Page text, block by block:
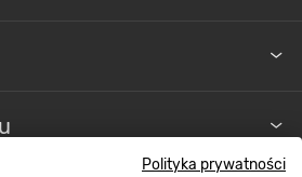
Polityka prywatności